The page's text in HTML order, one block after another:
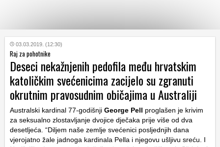
KATEGORIJE
HRVATSKI
WEB
03.03.2019. (12:30)
Raj za pohotnike
Deseci nekažnjenih pedofila među hrvatskim
katoličkim svećenicima zacijelo su zgranuti
okrutnim pravosudnim običajima u Australiji
Australski kardinal 77-godišnji George Pell proglašen je krivim
za seksualno zlostavljanje dvojice dječaka prije više od dva
desetljeća. “Diljem naše zemlje svećenici posljednjih dana
vjerojatno žale jadnoga kardinala Pella i njegovu ušljivu sreću. I